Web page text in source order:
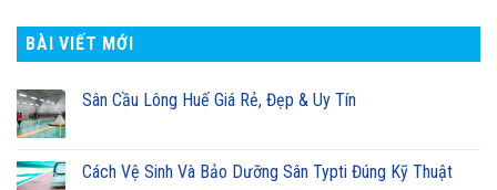
BÀI VIẾT MỚI
Sân Cầu Lông Huế Giá Rẻ, Đẹp & Uy Tín
Cách Vệ Sinh Và Bảo Dưỡng Sân Typti Đúng Kỹ Thuật